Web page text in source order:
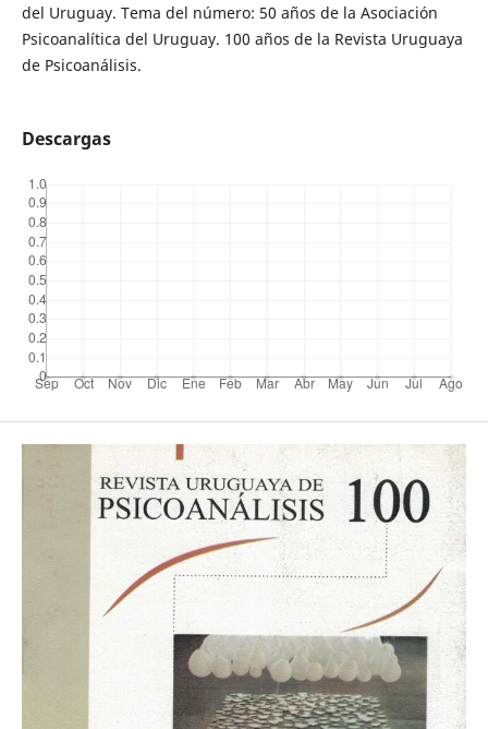
del Uruguay. Tema del número: 50 años de la Asociación
Psicoanalítica del Uruguay. 100 años de la Revista Uruguaya
de Psicoanálisis.
Descargas